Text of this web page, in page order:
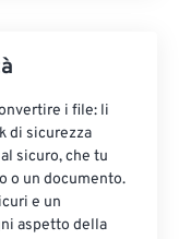
i file: li
di sicurezza
sicuro, che tu
o un documento.
e un
aspetto della